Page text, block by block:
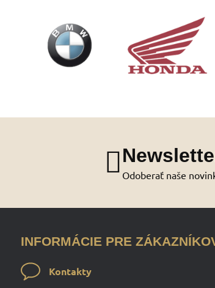
Odoberať naše
INFORMÁCIE PRE
Kontakty